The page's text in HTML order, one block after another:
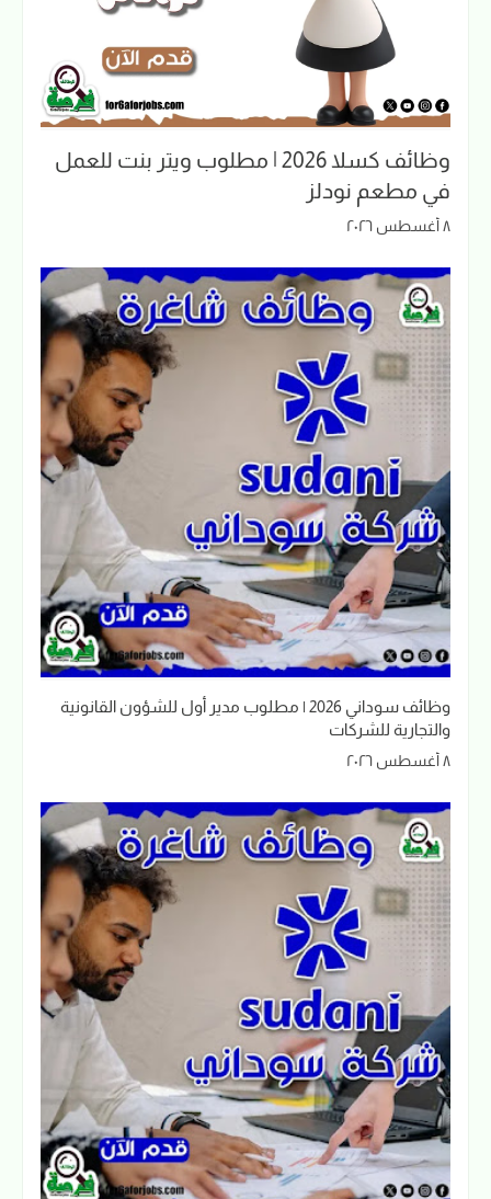
وظائف كسلا 2026 | مطلوب ويتر بنت للعمل
في مطعم نودلز
٨ أغسطس ٢٠٢٦
وظائف سوداني 2026 | مطلوب مدير أول للشؤون القانونية
والتجارية للشركات
٨ أغسطس ٢٠٢٦